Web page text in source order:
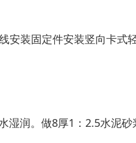
安装固定件安装竖向卡式
润。做8厚1：2.5水泥砂